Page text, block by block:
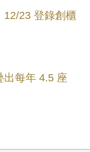
12/23 登錄創櫃
出每年 4.5 座